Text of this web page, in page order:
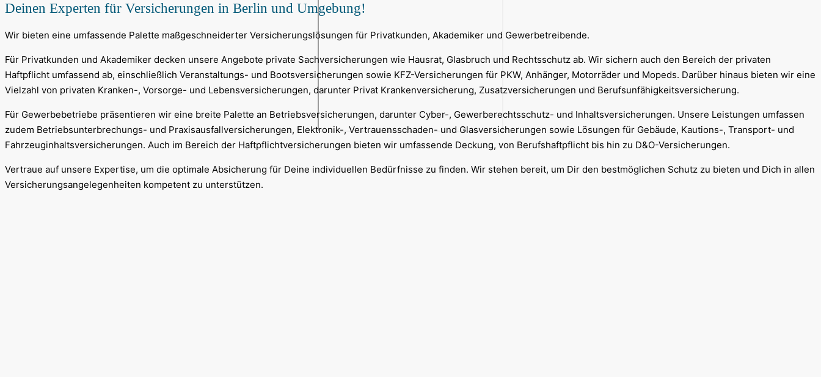
Deinen Experten für Versicherungen in Berlin und Umgebung!
Wir bieten eine umfassende Palette maßgeschneiderter Versicherungslösungen für Privatkunden, Akademiker und Gewerbetreibende.
Für Privatkunden und Akademiker decken unsere Angebote private Sachversicherungen wie Hausrat, Glasbruch und Rechtsschutz ab. Wir sichern auch den Bereich der privaten
Haftpflicht umfassend ab, einschließlich Veranstaltungs- und Bootsversicherungen sowie KFZ-Versicherungen für PKW, Anhänger, Motorräder und Mopeds. Darüber hinaus bieten wir eine
Vielzahl von privaten Kranken-, Vorsorge- und Lebensversicherungen, darunter Privat Krankenversicherung, Zusatzversicherungen und Berufsunfähigkeitsversicherung.
Für Gewerbebetriebe präsentieren wir eine breite Palette an Betriebsversicherungen, darunter Cyber-, Gewerberechtsschutz- und Inhaltsversicherungen. Unsere Leistungen umfassen
zudem Betriebsunterbrechungs- und Praxisausfallversicherungen, Elektronik-, Vertrauensschaden- und Glasversicherungen sowie Lösungen für Gebäude, Kautions-, Transport- und
Fahrzeuginhaltsversicherungen. Auch im Bereich der Haftpflichtversicherungen bieten wir umfassende Deckung, von Berufshaftpflicht bis hin zu D&O-Versicherungen.
Vertraue auf unsere Expertise, um die optimale Absicherung für Deine individuellen Bedürfnisse zu finden. Wir stehen bereit, um Dir den bestmöglichen Schutz zu bieten und Dich in allen
Versicherungsangelegenheiten kompetent zu unterstützen.